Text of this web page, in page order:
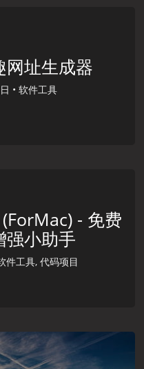
网址生成器
• 软件工具
- 免费
强小助手
件工具, 代码项目